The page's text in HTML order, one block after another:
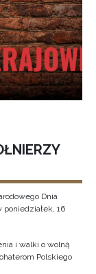
Dnia
16
i walki o wolną
Polskiego